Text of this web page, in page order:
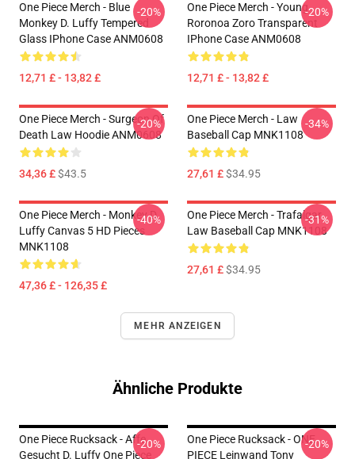
One Piece Merch - Blue
Monkey D. Luffy Tempered
Glass IPhone Case ANM0608
12,71 £ - 13,82 £
-20%
One Piece Merch - Young
Roronoa Zoro Transparent
IPhone Case ANM0608
12,71 £ - 13,82 £
-20%
One Piece Merch - Surgeon Of
Death Law Hoodie ANM0608
34,36 £$43.5
-20%
One Piece Merch - Law
Baseball Cap MNK1108
27,61 £$34.95
-34%
One Piece Merch - Monkey D.
Luffy Canvas 5 HD Pieces
MNK1108
47,36 £ - 126,35 £
-40%
One Piece Merch - Trafalgar
Law Baseball Cap MNK1108
27,61 £$34.95
-31%
MEHR ANZEIGEN
Ähnliche Produkte
One Piece Rucksack - Affe
Gesucht D. Luffy One Piece
-20%
One Piece Rucksack - ONE
PIECE Leinwand Tony
-20%